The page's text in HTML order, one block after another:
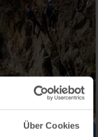
Über Cookies